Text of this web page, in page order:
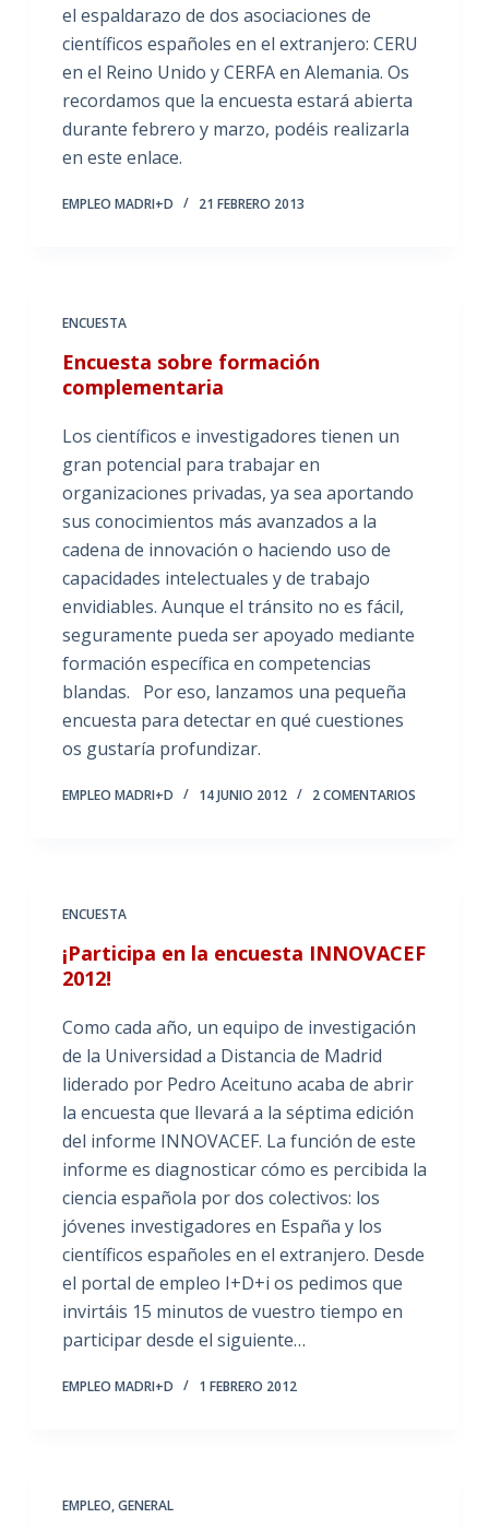
el espaldarazo de dos asociaciones de
científicos españoles en el extranjero: CERU
en el Reino Unido y CERFA en Alemania. Os
recordamos que la encuesta estará abierta
durante febrero y marzo, podéis realizarla
en este enlace.
EMPLEO MADRI+D 21 FEBRERO 2013
ENCUESTA
Encuesta sobre formación
complementaria
Los científicos e investigadores tienen un
gran potencial para trabajar en
organizaciones privadas, ya sea aportando
sus conocimientos más avanzados a la
cadena de innovación o haciendo uso de
capacidades intelectuales y de trabajo
envidiables. Aunque el tránsito no es fácil,
seguramente pueda ser apoyado mediante
formación específica en competencias
blandas. Por eso, lanzamos una pequeña
encuesta para detectar en qué cuestiones
os gustaría profundizar.
EMPLEO MADRI+D 14 JUNIO 2012 2 COMENTARIOS
ENCUESTA
¡Participa en la encuesta INNOVACEF
2012!
Como cada año, un equipo de investigación
de la Universidad a Distancia de Madrid
liderado por Pedro Aceituno acaba de abrir
la encuesta que llevará a la séptima edición
del informe INNOVACEF. La función de este
informe es diagnosticar cómo es percibida la
ciencia española por dos colectivos: los
jóvenes investigadores en España y los
científicos españoles en el extranjero. Desde
el portal de empleo I+D+i os pedimos que
invirtáis 15 minutos de vuestro tiempo en
participar desde el siguiente…
EMPLEO MADRI+D 1 FEBRERO 2012
EMPLEO,GENERAL